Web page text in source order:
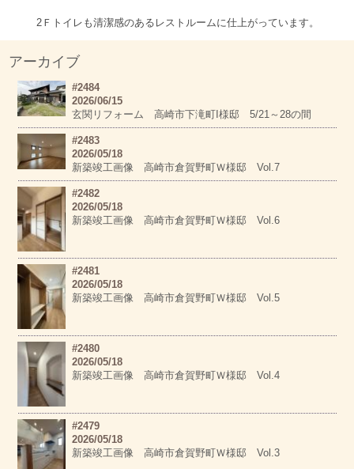
2Ｆトイレも清潔感のあるレストルームに仕上がっています。
アーカイブ
#2484
2026/06/15
玄関リフォーム 高崎市下滝町I様邸 5/21～28の間
#2483
2026/05/18
新築竣工画像 高崎市倉賀野町Ｗ様邸 Vol.7
#2482
2026/05/18
新築竣工画像 高崎市倉賀野町Ｗ様邸 Vol.6
#2481
2026/05/18
新築竣工画像 高崎市倉賀野町Ｗ様邸 Vol.5
#2480
2026/05/18
新築竣工画像 高崎市倉賀野町Ｗ様邸 Vol.4
#2479
2026/05/18
新築竣工画像 高崎市倉賀野町Ｗ様邸 Vol.3